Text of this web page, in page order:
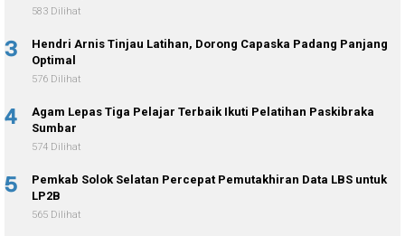
583 Dilihat
3
Hendri Arnis Tinjau Latihan, Dorong Capaska Padang Panjang
Optimal
576 Dilihat
4
Agam Lepas Tiga Pelajar Terbaik Ikuti Pelatihan Paskibraka
Sumbar
574 Dilihat
5
Pemkab Solok Selatan Percepat Pemutakhiran Data LBS untuk
LP2B
565 Dilihat